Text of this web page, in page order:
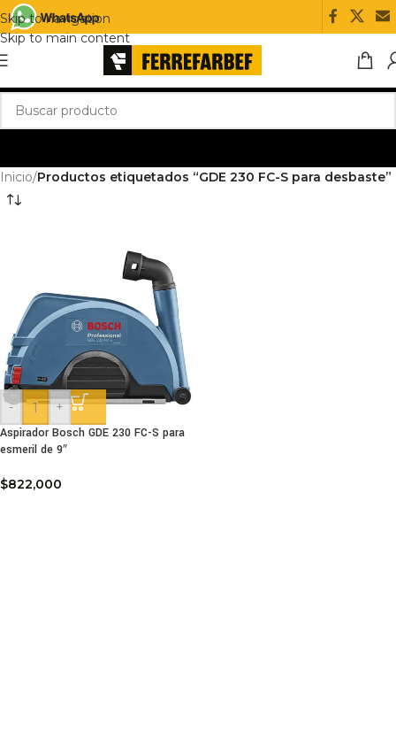
Skip to navigation
Skip to main content
Inicio/Productos etiquetados “GDE 230 FC-S para desbaste”
-
+
Aspirador Bosch GDE 230 FC-S para
esmeril de 9″
$822,000